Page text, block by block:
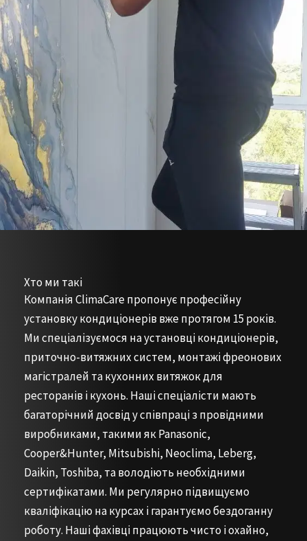
Хто ми такі
Компанія ClimaCare пропонує професійну
установку кондиціонерів вже протягом 15 років.
Ми спеціалізуємося на установці кондиціонерів,
приточно-витяжних систем, монтажі фреонових
магістралей та кухонних витяжок для
ресторанів і кухонь. Наші спеціалісти мають
багаторічний досвід у співпраці з провідними
виробниками, такими як Panasonic,
Cooper&Hunter, Mitsubishi, Neoclima, Leberg,
Daikin, Toshiba, та володіють необхідними
сертифікатами. Ми регулярно підвищуємо
кваліфікацію на курсах і гарантуємо бездоганну
роботу. Наші фахівці працюють чисто і охайно,